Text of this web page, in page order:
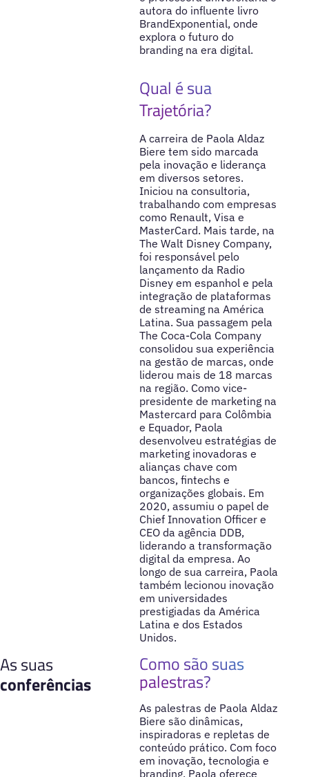
autora do influente livro
BrandExponential, onde
explora o futuro do
branding na era digital.
Qual é sua
Trajetória?
A carreira de Paola Aldaz
Biere tem sido marcada
pela inovação e liderança
em diversos setores.
Iniciou na consultoria,
trabalhando com empresas
como Renault, Visa e
MasterCard. Mais tarde, na
The Walt Disney Company,
foi responsável pelo
lançamento da Radio
Disney em espanhol e pela
integração de plataformas
de streaming na América
Latina. Sua passagem pela
The Coca-Cola Company
consolidou sua experiência
na gestão de marcas, onde
liderou mais de 18 marcas
na região. Como vice-
presidente de marketing na
Mastercard para Colômbia
e Equador, Paola
desenvolveu estratégias de
marketing inovadoras e
alianças chave com
bancos, fintechs e
organizações globais. Em
2020, assumiu o papel de
Chief Innovation Officer e
CEO da agência DDB,
liderando a transformação
digital da empresa. Ao
longo de sua carreira, Paola
também lecionou inovação
em universidades
prestigiadas da América
Latina e dos Estados
Unidos.
As suas
conferências
Como são suas
palestras?
As palestras de Paola Aldaz
Biere são dinâmicas,
inspiradoras e repletas de
conteúdo prático. Com foco
em inovação, tecnologia e
branding, Paola oferece